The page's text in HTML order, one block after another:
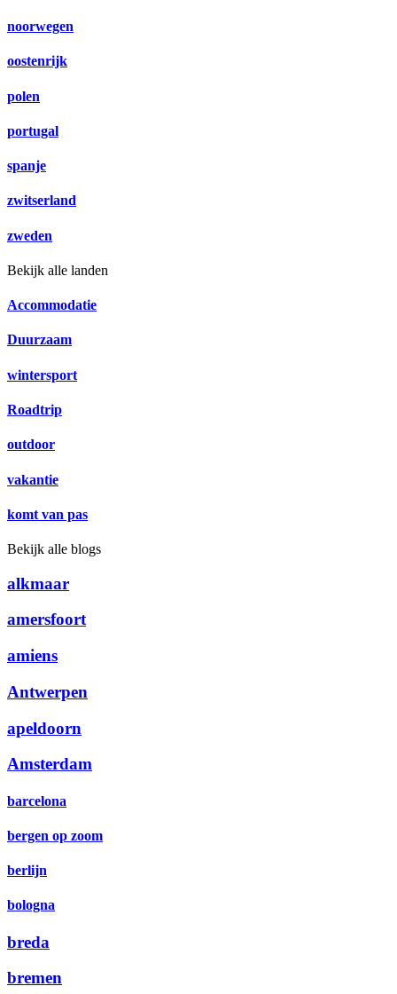
noorwegen
oostenrijk
polen
portugal
spanje
zwitserland
zweden
Bekijk alle landen
Accommodatie
Duurzaam
wintersport
Roadtrip
outdoor
vakantie
komt van pas
Bekijk alle blogs
alkmaar
amersfoort
amiens
Antwerpen
apeldoorn
Amsterdam
barcelona
bergen op zoom
berlijn
bologna
breda
bremen